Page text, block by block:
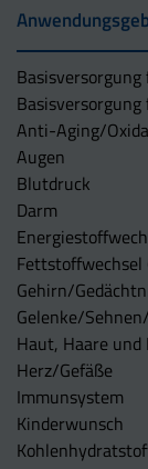
Anti-Aging/
Augen
Blutdruck
Darm
Fettstoffwechsel
Gehirn/
Gelenke/
Haut, Haare und
Herz/Gefäße
Immunsystem
Kinderwunsch